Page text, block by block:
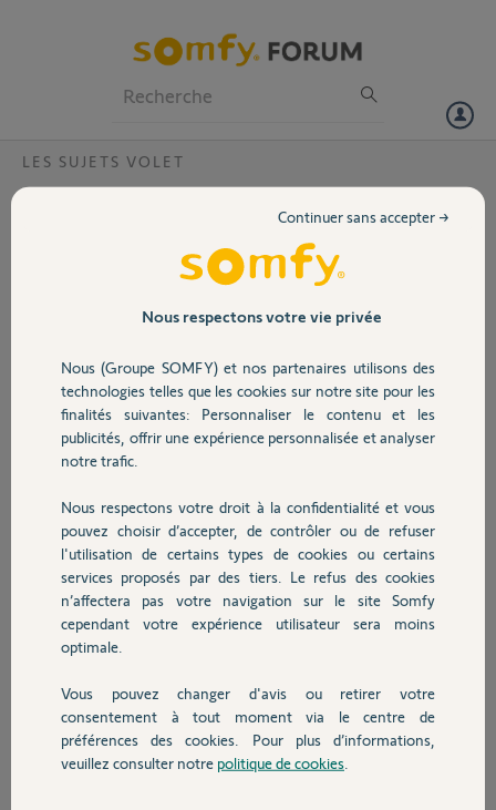
Volet
Sécurité
Domotique
Chauffage
Autres produits
Devis avec un pro
Contact
LES SUJETS VOLET
Remplacement Batterie volet roulant
Bonjour,
Mes volets roulants
solaires ont 12 ans et les
service.
Où puis je trouver des
batteries pour les
remplacer, svp ?
avance de vos renseignements.
Cordialement.
Pascal R.
il y a 3 mois
Participer au fil de discussion
Nous respectons votre vie privée
Nous (Groupe SOMFY) et nos partenaires utilisons des
technologies telles que les cookies sur notre site pour les
finalités suivantes: Personnaliser le contenu et les
publicités, offrir une expérience personnalisée et analyser
notre trafic.
Nous respectons votre droit à la confidentialité et vous
pouvez choisir d’accepter, de contrôler ou de refuser
l'utilisation de certains types de cookies ou certains
services proposés par des tiers. Le refus des cookies
n’affectera pas votre navigation sur le site Somfy
cependant votre expérience utilisateur sera moins
optimale.
Vous pouvez changer d'avis ou retirer votre
consentement à tout moment via le centre de
préférences des cookies. Pour plus d’informations,
veuillez consulter notre politique de cookies
Continuer sans accepter →